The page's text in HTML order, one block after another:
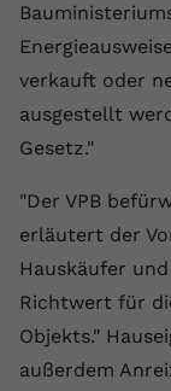
verkauft oder
ausgestellt
Gesetz."
"Der VPB
erläutert der
Hauskäufer
Richtwert für
Objekts."
außerdem
Zweck